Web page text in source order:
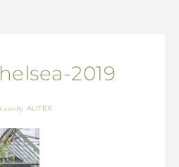
2019
2020By ALITEX